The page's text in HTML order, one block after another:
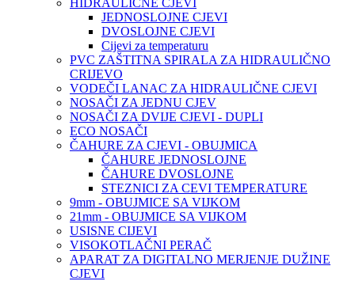
HIDRAULIČNE CJEVI
JEDNOSLOJNE CJEVI
DVOSLOJNE CJEVI
Cijevi za temperaturu
PVC ZAŠTITNA SPIRALA ZA HIDRAULIČNO
CRIJEVO
VODEČI LANAC ZA HIDRAULIČNE CJEVI
NOSAČI ZA JEDNU CJEV
NOSAČI ZA DVIJE CJEVI - DUPLI
ECO NOSAČI
ČAHURE ZA CJEVI - OBUJMICA
ČAHURE JEDNOSLOJNE
ČAHURE DVOSLOJNE
STEZNICI ZA CEVI TEMPERATURE
9mm - OBUJMICE SA VIJKOM
21mm - OBUJMICE SA VIJKOM
USISNE CIJEVI
VISOKOTLAČNI PERAČ
APARAT ZA DIGITALNO MERJENJE DUŽINE
CJEVI